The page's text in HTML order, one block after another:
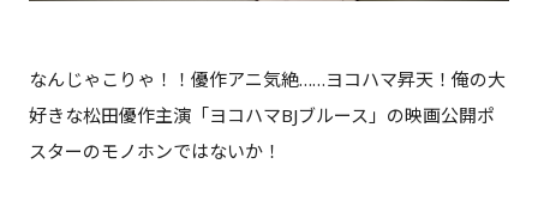
なんじゃこりゃ！！優作アニ気絶……ヨコハマ昇天！俺の大
好きな松田優作主演「ヨコハマBJブルース」の映画公開ポ
スターのモノホンではないか！